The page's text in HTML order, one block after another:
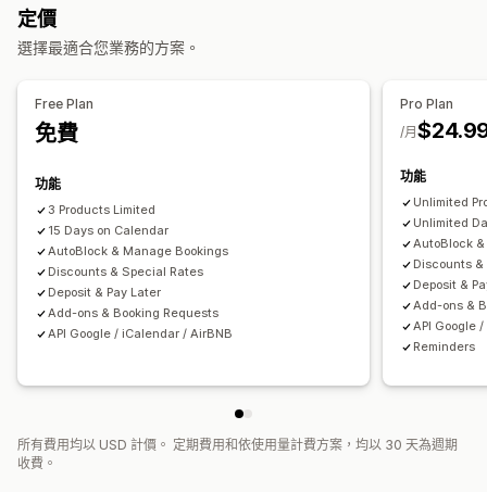
日曆
活動報到 資料同步處理
自訂
預約頁面
自訂 CSS
定價
選擇最適合您業務的方案。
Free Plan
免費
功能
3 Products Limited
15 Days on Calendar
AutoBlock & Manage Bookings
Discounts & Special Rates
Deposit & Pay Later
Add-ons & Booking Requests
API Google / iCalendar / AirBNB
Pro Plan
/月
功能
Unlimited
Unlimited
AutoBlock
Discounts
Deposit &
Add-ons &
API Google
Reminders
所有費用均以 USD 計價。 定期費用和依使用量計費方案，均以 30 天為週期
收費。